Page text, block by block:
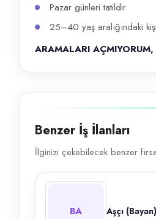
Pazar günleri tatildir
25–40 yaş aralığındaki
ARAMALARI
Benzer İş İlanları
İlginizi çekebilecek benzer
BA Aşçı (Bayan)